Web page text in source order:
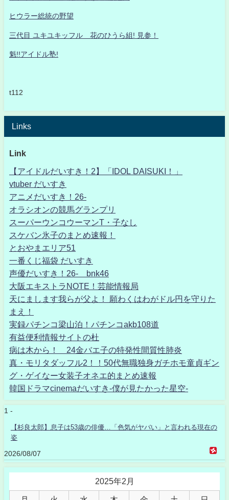
ヒウラー総統の野望
三代目 ユキユキッフル 花のひうら組! 見参！
魁!!アイドル塾!
t112
Links
Link
【アイドルだいすき！2】「IDOL DAISUKI！」
vtuber だいすき
アニメだいすき！26-
オラシオンの競馬グランプリ
スーパーウンコウーマンT・子なし
スケバン氷子のまとめ速報！
とおやまエリア51
一番くじ福袋 だいすき
声優だいすき！26- bnk46
大阪エキストラNOTE！芸能情報局
天にまします我らが父よ！ 願わくはわがドル円を守りた
まえ！
実録パチンコ梁山泊！パチンコakb108道
有益便利情報サイトの杜
病は木から！ 24金バエ子の特発性間質性肺炎
真・モリタダッフル2！！50代無職独身ガチホモ童貞ギン
グ・ゲイなー女装子オネエ的まとめ速報
韓国ドラマcinemaだいすき-僕が見たかった星空-
1 -
【杉良太郎】息子は53歳の俳優…「色気がヤバい」と言われる現在の
姿
2026/08/07
2025年2月